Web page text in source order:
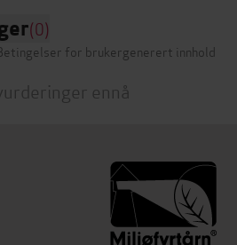
(0)
for brukergenerert innhold
ennå